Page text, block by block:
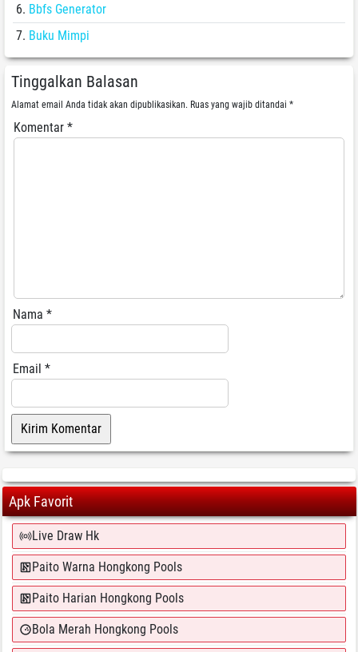
Bbfs Generator
Buku Mimpi
Tinggalkan Balasan
Alamat email Anda tidak akan dipublikasikan. Ruas yang wajib ditandai *
Komentar *
Nama *
Email *
Apk Favorit
Live Draw Hk
Paito Warna Hongkong Pools
Paito Harian Hongkong Pools
Bola Merah Hongkong Pools